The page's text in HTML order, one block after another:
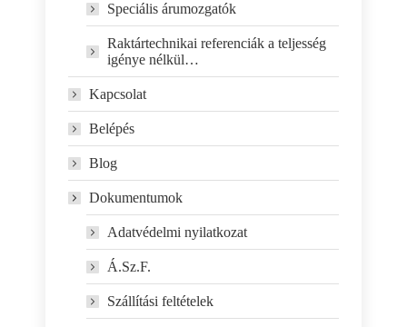
Speciális árumozgatók
Raktártechnikai referenciák a teljesség
igénye nélkül…
Kapcsolat
Belépés
Blog
Dokumentumok
Adatvédelmi nyilatkozat
Á.Sz.F.
Szállítási feltételek